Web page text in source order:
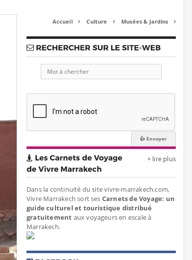
Accueil  Culture  Musées & Jardins 
+ lire plus
Dans la continuité du site vivre-marrakech.com,
Vivre Marrakech sort ses Carnets de Voyage: un
guide culturel et touristique distribué
gratuitement aux voyageurs en escale à
Marrakech.